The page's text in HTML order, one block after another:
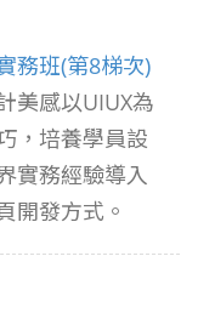
務班(第8梯次)
美感以UIUX為
，培養學員設
實務經驗導入
開發方式。